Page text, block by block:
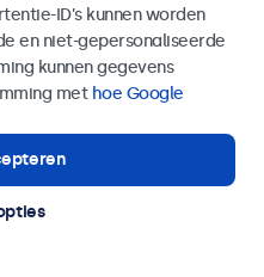
(High-Brightness)
ID’s kunnen worden
en niet-gepersonaliseerde
kunnen gegevens
met hoe Google